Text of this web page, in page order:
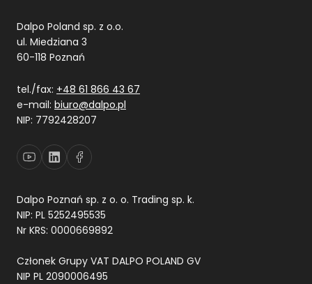
profilowania.
Dalpo Poland sp. z o.o.
ul. Miedziana 3
60-118 Poznań
tel./fax: +48 61 866 43 67
e-mail: biuro@dalpo.pl
NIP: 7792428207
Dalpo Poznań sp. z o. o. Trading sp. k.
NIP: PL 5252495535
Nr KRS: 0000669892
Członek Grupy VAT DALPO POLAND GV
NIP PL 2090006495